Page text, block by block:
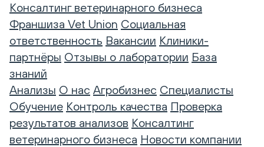
Консалтинг ветеринарного бизнеса
Франшиза Vet Union Социальная
ответственность Вакансии Клиники-
партнёры Отзывы о лаборатории База
знаний
Анализы О нас Агробизнес Специалисты
Обучение Контроль качества Проверка
результатов анализов Консалтинг
ветеринарного бизнеса Новости компании